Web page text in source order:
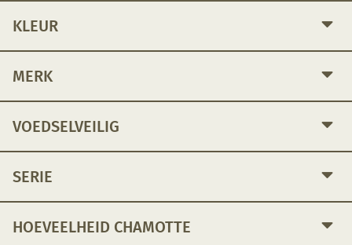
KLEUR
MERK
VOEDSELVEILIG
SERIE
HOEVEELHEID CHAMOTTE